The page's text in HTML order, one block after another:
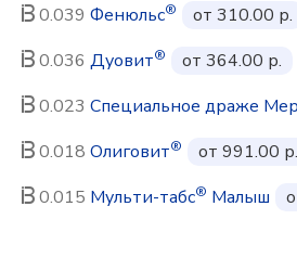
0.039 Фенюльс®
от 310.00 р.
0.036 Дуовит®
от 364.00 р.
0.023 Специальное драже
0.018 Олиговит®
от 991.00 р.
0.015 Мульти-табс® Малыш